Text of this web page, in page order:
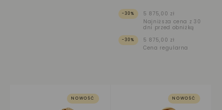
-30%
5 875,00 zł
Najniższa cena z 30
dni przed obniżką
-30%
5 875,00 zł
Cena regularna
NOWOŚĆ NOWOŚĆ